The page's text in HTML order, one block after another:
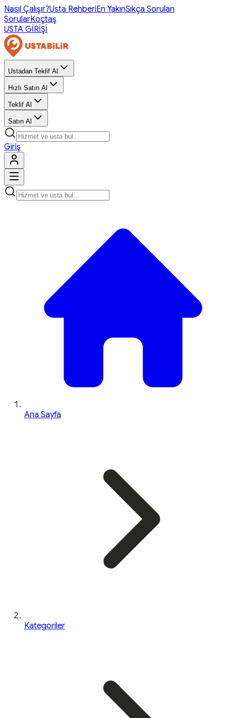
Nasıl Çalışır?Usta RehberiEn YakınSıkça Sorulan
SorularKoçtaş
USTA GİRİŞİ
Ustadan Teklif Al
Hızlı Satın Al
Teklif Al
Satın Al
Giriş
Ana Sayfa
Kategoriler